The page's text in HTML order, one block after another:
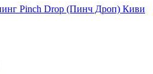
Pinch Drop (Пинч Дроп) Киви